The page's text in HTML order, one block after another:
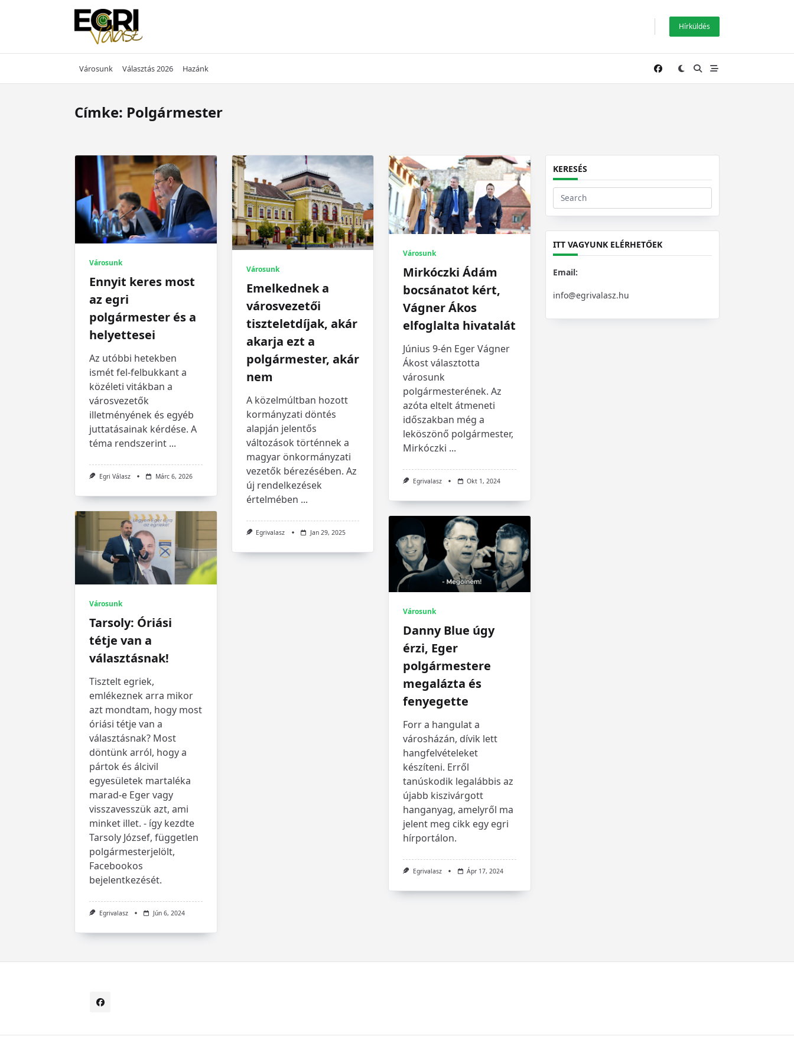
Hírküldés
Városunk Választás 2026 Hazánk
Címke: Polgármester
Városunk
Ennyit keres most
az egri
polgármester és a
helyettesei
Az utóbbi hetekben
ismét fel-felbukkant a
közéleti vitákban a
városvezetők
illetményének és egyéb
juttatásainak kérdése. A
téma rendszerint ...
Egri Válasz Márc 6, 2026
Városunk
Emelkednek a
városvezetői
tiszteletdíjak, akár
akarja ezt a
polgármester, akár
nem
A közelmúltban hozott
kormányzati döntés
alapján jelentős
változások történnek a
magyar önkormányzati
vezetők bérezésében. Az
új rendelkezések
értelmében ...
Egrivalasz Jan 29, 2025
Városunk
Mirkóczki Ádám
bocsánatot kért,
Vágner Ákos
elfoglalta hivatalát
Június 9-én Eger Vágner
Ákost választotta
városunk
polgármesterének. Az
azóta eltelt átmeneti
időszakban még a
leköszönő polgármester,
Mirkóczki ...
Egrivalasz Okt 1, 2024
Városunk
Tarsoly: Óriási
tétje van a
választásnak!
Tisztelt egriek,
emlékeznek arra mikor
azt mondtam, hogy most
óriási tétje van a
választásnak? Most
döntünk arról, hogy a
pártok és álcivil
egyesületek martaléka
marad-e Eger vagy
visszavesszük azt, ami
minket illet. - így kezdte
Tarsoly József, független
polgármesterjelölt,
Facebookos
bejelentkezését.
Egrivalasz Jún 6, 2024
Városunk
Danny Blue úgy
érzi, Eger
polgármestere
megalázta és
fenyegette
Forr a hangulat a
városházán, dívik lett
hangfelvételeket
készíteni. Erről
tanúskodik legalábbis az
újabb kiszivárgott
hanganyag, amelyről ma
jelent meg cikk egy egri
hírportálon.
Egrivalasz Ápr 17, 2024
KERESÉS
Search
for:
ITT VAGYUNK ELÉRHETŐEK
Email:
info@egrivalasz.hu